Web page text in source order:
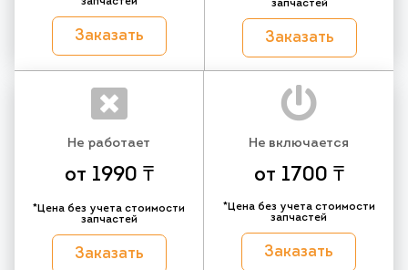
Заказать
запчастей
Заказать
Не работает
от 1990 ₸
*Цена без учета стоимости
запчастей
Заказать
Не включается
от 1700 ₸
*Цена без учета стоимости
запчастей
Заказать